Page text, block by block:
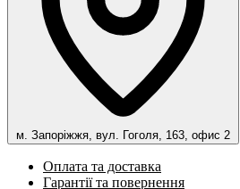
м. Запоріжжя, вул. Гоголя, 163, офис 2
Оплата та доставка
Гарантії та повернення